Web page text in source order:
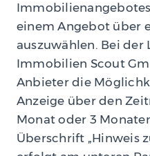
einem Angebot über
auszuwählen. Bei
Immobilien Scout
Anbieter die
Anzeige über den
Monat oder 3
Überschrift „Hinweis